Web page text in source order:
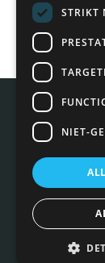
STRIKT
NIET-